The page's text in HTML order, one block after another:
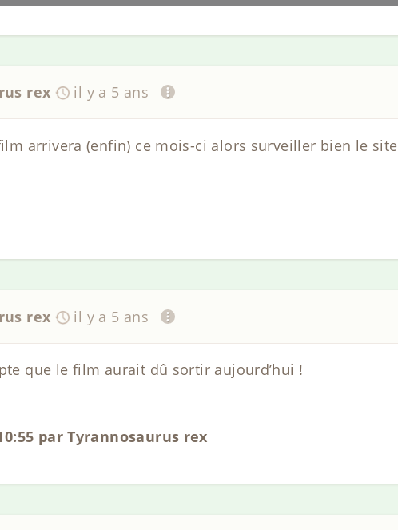
rex il y a 5 ans
arrivera (enfin) ce mois-ci alors surveiller bien le site
rex il y a 5 ans
que le film aurait dû sortir aujourd’hui !
par Tyrannosaurus rex